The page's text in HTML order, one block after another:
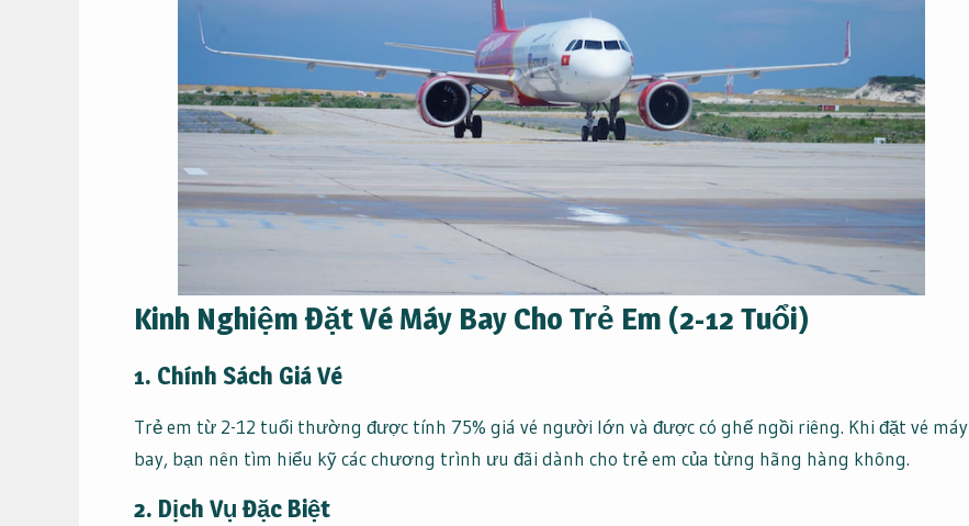
Kinh Nghiệm Đặt Vé Máy Bay Cho Trẻ Em (2-12 Tuổi)
1. Chính Sách Giá Vé
Trẻ em từ 2-12 tuổi thường được tính 75% giá vé người lớn và được có ghế ngồi riêng. Khi đặt vé máy
bay, bạn nên tìm hiểu kỹ các chương trình ưu đãi dành cho trẻ em của từng hãng hàng không.
2. Dịch Vụ Đặc Biệt